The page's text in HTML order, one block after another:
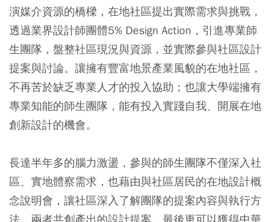
演媒介資源的橋樑，在地社區提出實際需求與挑戰，
透過業界設計師團體5% Design Action，引進專業師
生團隊，盤整社區現況與資源，並實際參與社區設計
提案與討論。讓擁有豐富地景產業風貌的在地社區，
不再苦於缺乏專業人才的投入協助；也讓大學端擁有
專業知能的師生團隊，能有投入實踐自我、開展在地
創新設計的機會。
長達半年多的腦力激盪，參與的師生團隊不僅深入社
區、實地體察需求，也藉由與社區居民的在地設計概
念說明會，讓社區深入了解團隊的提案內容與執行方